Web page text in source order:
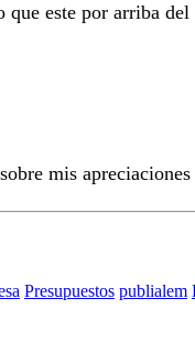
este por arriba
mis
Presupuestos publialem